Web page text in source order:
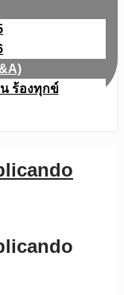
น ร้องทุกข์